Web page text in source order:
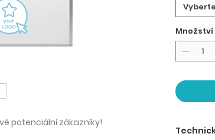
potenciální zákazníky!
Množství